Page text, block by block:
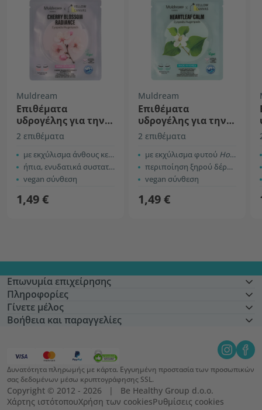
Muldream
Επιθέματα
υδρογέλης για την
περιοχή κάτω από
τα μάτια – Cherry
Blossom
2 επιθέματα
με εκχύλισμα άνθους κερασιάς
ήπια, ενυδατικά συστατικά
vegan σύνθεση
1,49 €
Muldream
Επιθέματα
υδρογέλης για την
περιοχή κάτω από
τα μάτια – Heartleaf
2 επιθέματα
με εκχύλισμα φυτού Houttuynia cordata
περιποίηση ξηρού δέρματος
vegan σύνθεση
1,49 €
Επωνυμία επιχείρησης
Πληροφορίες
Γίνετε μέλος
Βοήθεια και παραγγελίες
Δυνατότητα πληρωμής με κάρτα. Εγγυημένη προστασία των προσωπικών
σας δεδομένων μέσω κρυπτογράφησης SSL.
Copyright © 2012 - 2026   |   Be Healthy Group d.o.o.
Χάρτης ιστότοπουΧρήση των cookiesΡυθμίσεις cookies